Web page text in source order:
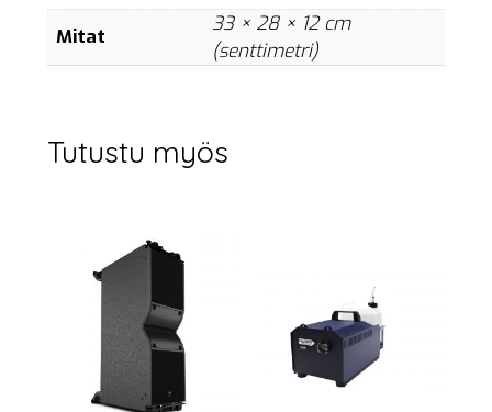
määrä
Mitat
33 × 28 × 12 cm
(senttimetri)
Tutustu myös